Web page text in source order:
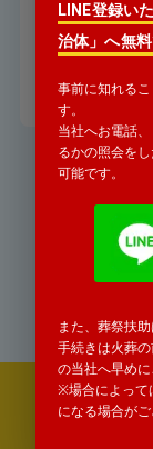
LINE登録い
治体」へ無
事前に知れる
す。
当社へお電話
るかの照会を
可能です。
また、葬祭扶
手続きは火葬
の当社へ早めに
※場合によって
になる場合が